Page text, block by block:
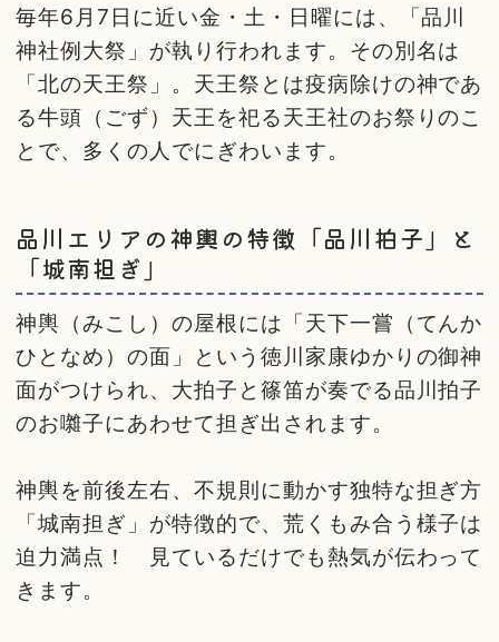
毎年6月7日に近い金・土・日曜には、「品川
神社例大祭」が執り行われます。その別名は
「北の天王祭」。天王祭とは疫病除けの神であ
る牛頭（ごず）天王を祀る天王社のお祭りのこ
とで、多くの人でにぎわいます。
品川エリアの神輿の特徴「品川拍子」と
「城南担ぎ」
神輿（みこし）の屋根には「天下一嘗（てんか
ひとなめ）の面」という徳川家康ゆかりの御神
面がつけられ、大拍子と篠笛が奏でる品川拍子
のお囃子にあわせて担ぎ出されます。
神輿を前後左右、不規則に動かす独特な担ぎ方
「城南担ぎ」が特徴的で、荒くもみ合う様子は
迫力満点！ 見ているだけでも熱気が伝わって
きます。